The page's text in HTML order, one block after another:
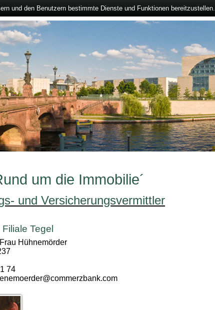
um die Immobilie´
und Versicherungsvermittler
Tegel
Hühnemörder
74
und den Benutzern bestimmte Dienste und Funktionen bereitzustellen.